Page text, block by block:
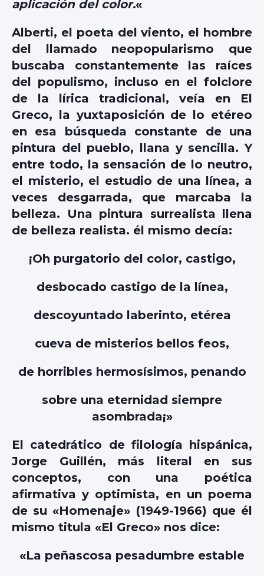
aplicación del color.«
Alberti, el poeta del viento, el hombre
del llamado neopopularismo que
buscaba constantemente las raíces
del populismo, incluso en el folclore
de la lírica tradicional, veía en El
Greco, la yuxtaposición de lo etéreo
en esa búsqueda constante de una
pintura del pueblo, llana y sencilla. Y
entre todo, la sensación de lo neutro,
el misterio, el estudio de una línea, a
veces desgarrada, que marcaba la
belleza. Una pintura surrealista llena
de belleza realista. él mismo decía:
¡Oh purgatorio del color, castigo,
desbocado castigo de la línea,
descoyuntado laberinto, etérea
cueva de misterios bellos feos,
de horribles hermosísimos, penando
sobre una eternidad siempre
asombrada¡»
El catedrático de filología hispánica,
Jorge Guillén, más literal en sus
conceptos, con una poética
afirmativa y optimista, en un poema
de su «Homenaje» (1949-1966) que él
mismo titula «El Greco» nos dice:
«La peñascosa pesadumbre estable